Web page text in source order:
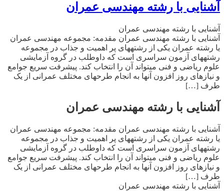
آشنایی با رشته مهندسی عمران
آشنایی با رشته مهندسی عمران
آشنایی با رشته مهندسی عمران مقدمه: مجموعه مهندسی عمران
یا رشته عمران یکی از رشته­های پر اهمیت و جذاب در مجموعه
رشته­های آزمون سراسری است که داوطلب در گروه آزمایشی
علوم ریاضی و فنی می­تواند آن را انتخاب کند. پیشرفت سریع جوامع
و نیازهای روز افزون آنها به انجام طرحهای مختلف عمرانی از یک
طرف […]
آشنایی با رشته مهندسی عمران
آشنایی با رشته مهندسی عمران مقدمه: مجموعه مهندسی عمران
یا رشته عمران یکی از رشته­های پر اهمیت و جذاب در مجموعه
رشته­های آزمون سراسری است که داوطلب در گروه آزمایشی
علوم ریاضی و فنی می­تواند آن را انتخاب کند. پیشرفت سریع جوامع
و نیازهای روز افزون آنها به انجام طرحهای مختلف عمرانی از یک
طرف […]
آشنایی با رشته مهندسی عمران